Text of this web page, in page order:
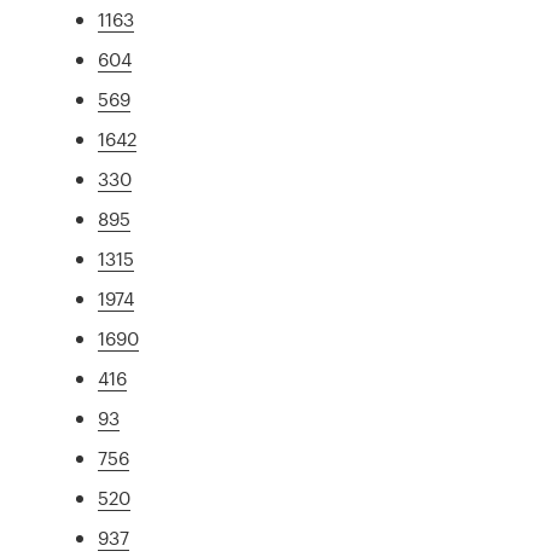
1163
604
569
1642
330
895
1315
1974
1690
416
93
756
520
937